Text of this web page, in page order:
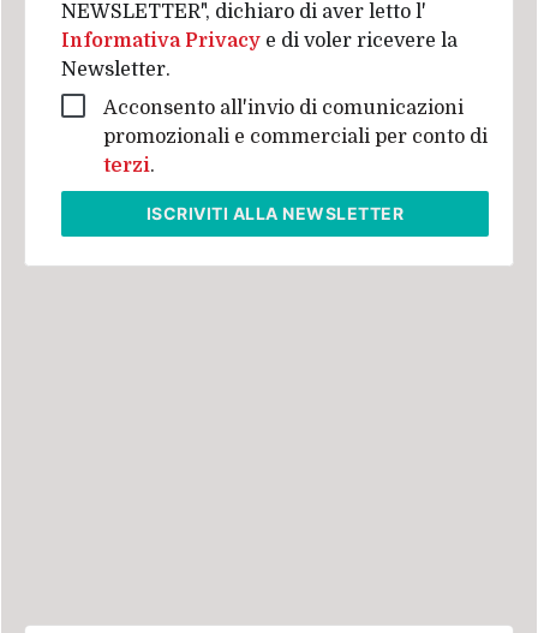
NEWSLETTER", dichiaro di aver letto l'
Informativa Privacy e di voler ricevere la
Newsletter.
Acconsento all'invio di comunicazioni
promozionali e commerciali per conto di
terzi.
ISCRIVITI ALLA NEWSLETTER